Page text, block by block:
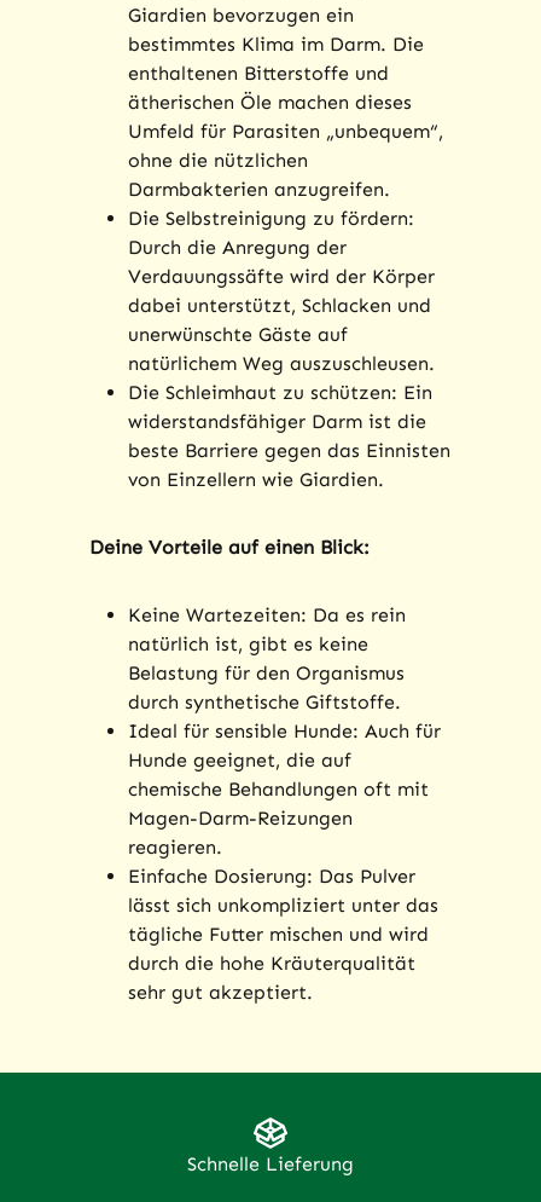
Giardien bevorzugen ein
bestimmtes Klima im Darm. Die
enthaltenen Bitterstoffe und
ätherischen Öle machen dieses
Umfeld für Parasiten „unbequem“,
ohne die nützlichen
Darmbakterien anzugreifen.
Die Selbstreinigung zu fördern:
Durch die Anregung der
Verdauungssäfte wird der Körper
dabei unterstützt, Schlacken und
unerwünschte Gäste auf
natürlichem Weg auszuschleusen.
Die Schleimhaut zu schützen: Ein
widerstandsfähiger Darm ist die
beste Barriere gegen das Einnisten
von Einzellern wie Giardien.
Deine Vorteile auf einen Blick:
Keine Wartezeiten: Da es rein
natürlich ist, gibt es keine
Belastung für den Organismus
durch synthetische Giftstoffe.
Ideal für sensible Hunde: Auch für
Hunde geeignet, die auf
chemische Behandlungen oft mit
Magen-Darm-Reizungen
reagieren.
Einfache Dosierung: Das Pulver
lässt sich unkompliziert unter das
tägliche Futter mischen und wird
durch die hohe Kräuterqualität
sehr gut akzeptiert.
Schnelle Lieferung